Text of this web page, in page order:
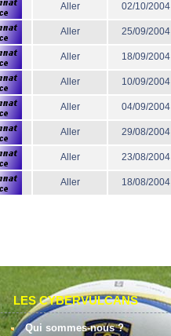
Aller 02/10/2004
Aller 25/09/2004
Aller 18/09/2004
Aller 10/09/2004
Aller 04/09/2004
Aller 29/08/2004
Aller 23/08/2004
Aller 18/08/2004
LES CYBERVULCANS
Qui sommes-nous ?